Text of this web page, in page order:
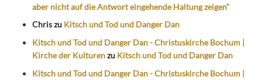
aber nicht auf die Antwort eingehende Haltung zeigen“
Chriszu Kitsch und Tod und Danger Dan
Kitsch und Tod und Danger Dan - Christuskirche Bochum |
Kirche der Kulturenzu Kitsch und Tod und Danger Dan
Kitsch und Tod und Danger Dan - Christuskirche Bochum |